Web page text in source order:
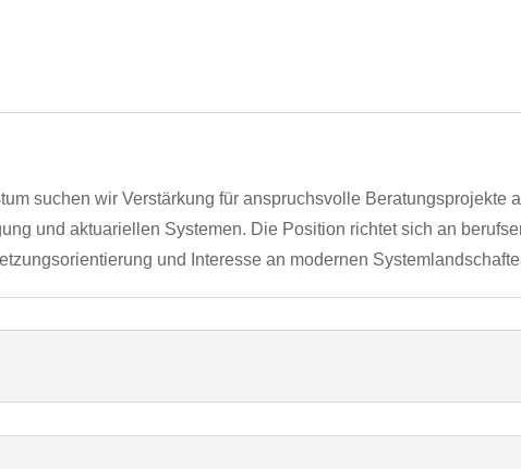
suchen wir Verstärkung für anspruchsvolle Beratungsprojekte
und aktuariellen Systemen. Die Position richtet sich an
und Interesse an modernen